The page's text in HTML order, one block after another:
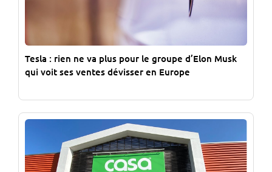
Tesla : rien ne va plus pour le groupe d’Elon Musk
qui voit ses ventes dévisser en Europe